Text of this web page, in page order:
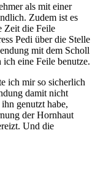
als mit einer
Zudem ist es
Zeit die Feile
Pedi über die Stelle
mit dem Scholl
eine Feile benutze.
ich mir so sicherlich
damit nicht
genutzt habe,
der Hornhaut
Und die